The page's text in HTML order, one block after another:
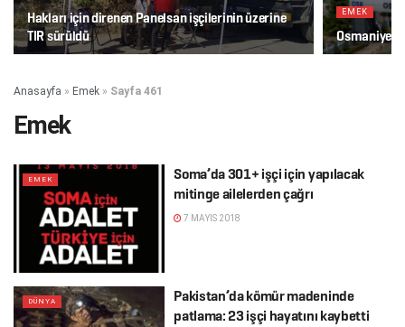
Hakları için direnen Panelsan işçilerinin üzerine
TIR sürüldü
EMEK
Anasayfa » Emek » Sayfa 461
Emek
EMEK
Soma’da 301+ işçi için yapılacak
mitinge ailelerden çağrı
7 MAYIS 2018
DÜNYA
Pakistan’da kömür madeninde
patlama: 23 işçi hayatını kaybetti